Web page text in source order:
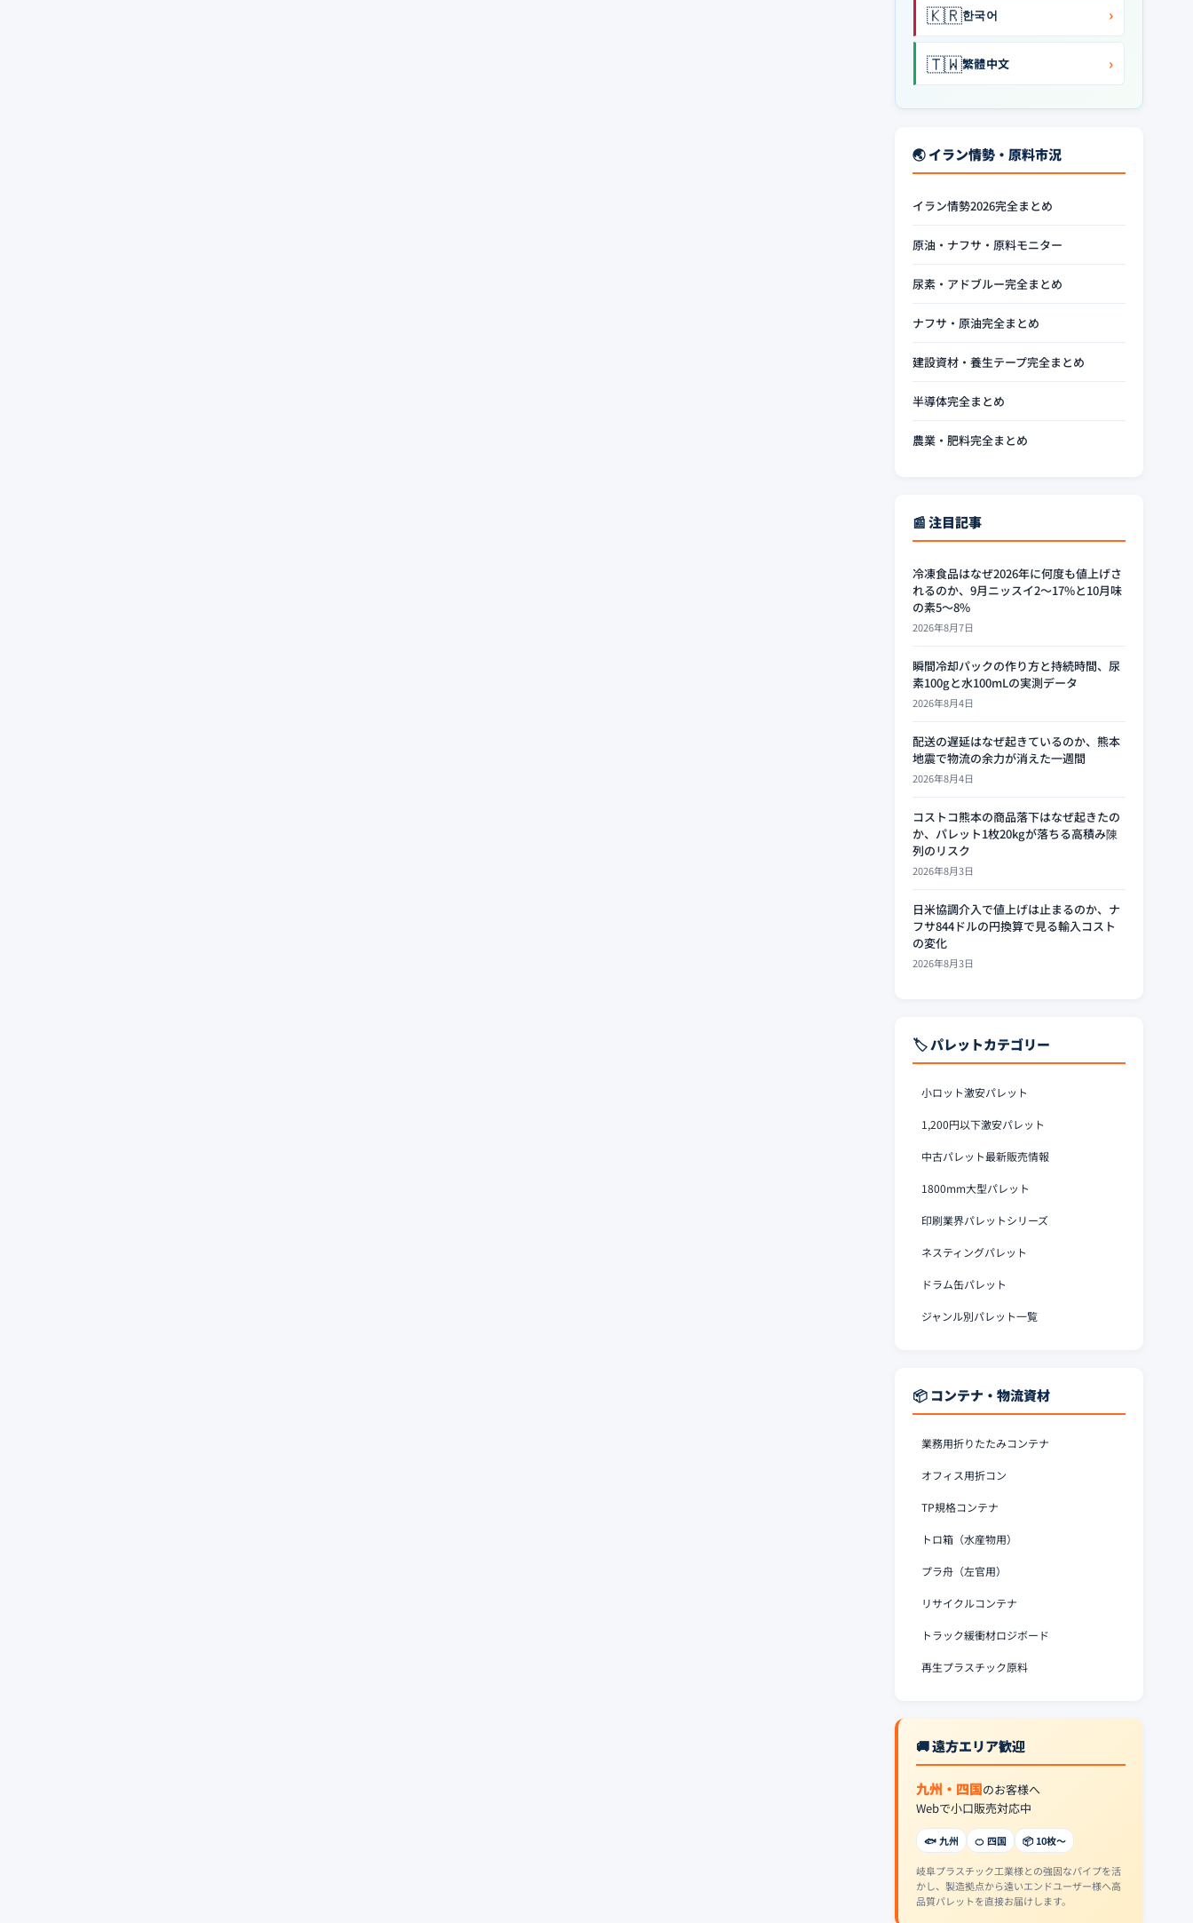
🇰🇷한국어 ›
🇹🇼繁體中文 ›
🌏 イラン情勢・原料市況
イラン情勢2026完全まとめ
原油・ナフサ・原料モニター
尿素・アドブルー完全まとめ
ナフサ・原油完全まとめ
建設資材・養生テープ完全まとめ
半導体完全まとめ
農業・肥料完全まとめ
📰 注目記事
冷凍食品はなぜ2026年に何度も値上げさ
れるのか、9月ニッスイ2〜17%と10月味
の素5〜8%
2026年8月7日
瞬間冷却パックの作り方と持続時間、尿
素100gと水100mLの実測データ
2026年8月4日
配送の遅延はなぜ起きているのか、熊本
地震で物流の余力が消えた一週間
2026年8月4日
コストコ熊本の商品落下はなぜ起きたの
か、パレット1枚20kgが落ちる高積み陳
列のリスク
2026年8月3日
日米協調介入で値上げは止まるのか、ナ
フサ844ドルの円換算で見る輸入コスト
の変化
2026年8月3日
🏷️ パレットカテゴリー
小ロット激安パレット
1,200円以下激安パレット
中古パレット最新販売情報
1800mm大型パレット
印刷業界パレットシリーズ
ネスティングパレット
ドラム缶パレット
ジャンル別パレット一覧
📦 コンテナ・物流資材
業務用折りたたみコンテナ
オフィス用折コン
TP規格コンテナ
トロ箱（水産物用）
プラ舟（左官用）
リサイクルコンテナ
トラック緩衝材ロジボード
再生プラスチック原料
🚚 遠方エリア歓迎
九州・四国のお客様へ
Webで小口販売対応中
🐟 九州 🍊 四国 📦 10枚〜
岐阜プラスチック工業様との強固なパイプを活
かし、製造拠点から遠いエンドユーザー様へ高
品質パレットを直接お届けします。